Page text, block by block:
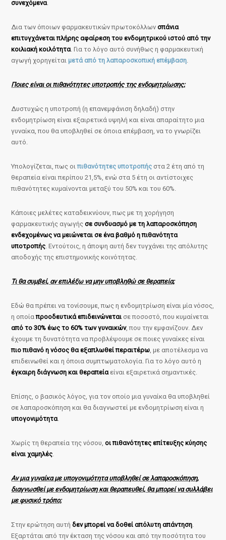
συνεχόμενα.
Δια των όποιων φαρμακευτικών πρωτοκόλλωνσπάνια
επιτυγχάνεται πλήρης αφαίρεση του ενδομητρικού ιστού από την
κοιλιακή κοιλότητα. Για το λόγο αυτό συνήθως η φαρμακευτική
αγωγή χορηγείταιμετά από τη λαπαροσκοπική επέμβαση
Ποιες είναι οι πιθανότητες υποτροπής της ενδομητρίωσης;
Δυστυχώς η υποτροπή (η επανεμφάνιση δηλαδή) στην
ενδομητρίωση είναι εξαιρετικά υψηλή και είναι απαραίτητο μια
γυναίκα, που θα υποβληθεί σε όποια επέμβαση, να το γνωρίζει
αυτό.
Υπολογίζεται, πως οιπιθανότητες υποτροπής στα 2 έτη από τη
θεραπεία είναι περίπου 21,5%, ενώ στα 5 έτη οι αντίστοιχες
πιθανότητες κυμαίνονται μεταξύ του 50% και του 60%.
Κάποιες μελέτες καταδεικνύουν, πως με τη χορήγηση
φαρμακευτικής αγωγήςσε συνδυασμό με τη λαπαροσκόπηση
ενδεχομένως να μειώνεται σε ένα βαθμό η πιθανότητα
υποτροπής . Εντούτοις, η άποψη αυτή δεν τυγχάνει της απόλυτης
αποδοχής της επιστημονικής κοινότητας.
Τι θα συμβεί, αν επιλέξω να μην υποβληθώ σε θεραπεία;
Εδώ θα πρέπει να τονίσουμε, πως η ενδομητρίωση είναι μία νόσος,
η οποίαπροοδευτικά επιδεινώνεται σε ποσοστό, που κυμαίνεται
από το 30% έως το 60% των γυναικών, που την εμφανίζουν. Δεν
έχουμε τη δυνατότητα να προβλέψουμε σε ποιες γυναίκες είναι
πιο πιθανό η νόσος θα εξαπλωθεί περαιτέρω , με αποτέλεσμα να
επιδεινωθεί και η όποια συμπτωματολογία. Για το λόγο αυτό η
έγκαιρη διάγνωση και θεραπείαείναι εξαιρετικά σημαντικές.
Επίσης, ο βασικός λόγος, για τον οποίο μια γυναίκα θα υποβληθεί
σε λαπαροσκόπηση και θα διαγνωστεί με ενδομητρίωση είναι η
υπογονιμότητα.
Χωρίς τη θεραπεία της νόσου,οι πιθανότητες επίτευξης κύησης
είναι χαμηλές
Αν μια γυναίκα με υπογονιμότητα υποβληθεί σε λαπαροσκόπηση,
διαγνωσθεί με ενδομητρίωση και θεραπευθεί, θα μπορεί να συλλάβει
με φυσικό τρόπο;
Στην ερώτηση αυτήδεν μπορεί να δοθεί απόλυτη απάντηση
Εξαρτάται από την έκταση της νόσου και από την ποσότητα του